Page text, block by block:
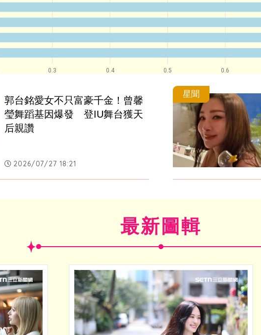
0.3 0.4 0.5 0.6
郭台銘愛女不只富豪千金！曾馨
瑩舞蹈基因爆發　登IU舞台獲天
后親讚
2026/07/27 18:21
星聞
最新圖輯